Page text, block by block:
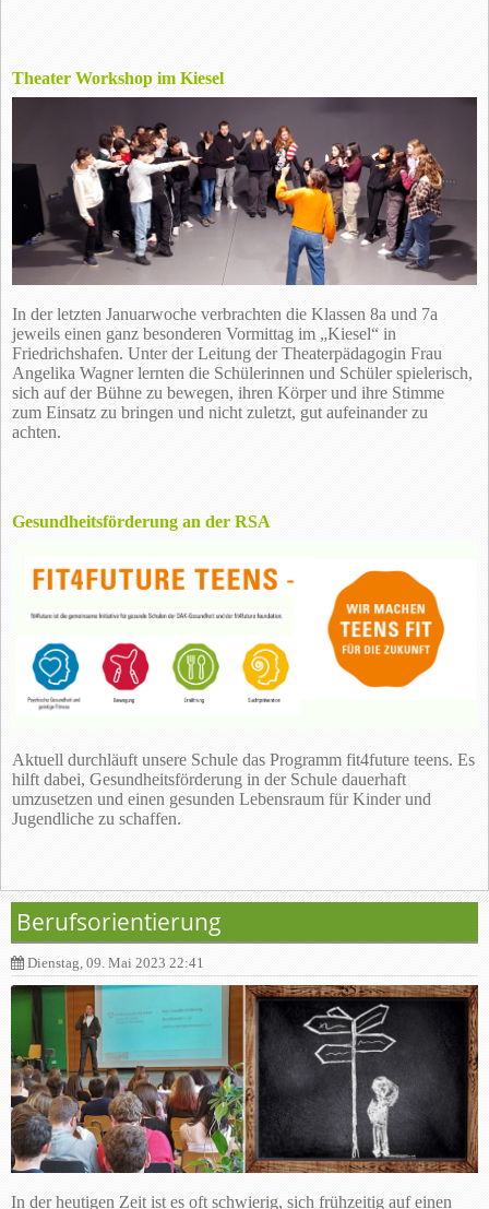
Theater Workshop im Kiesel
In der letzten Januarwoche verbrachten die Klassen 8a und 7a
jeweils einen ganz besonderen Vormittag im „Kiesel“ in
Friedrichshafen. Unter der Leitung der Theaterpädagogin Frau
Angelika Wagner lernten die Schülerinnen und Schüler spielerisch,
sich auf der Bühne zu bewegen, ihren Körper und ihre Stimme
zum Einsatz zu bringen und nicht zuletzt, gut aufeinander zu
achten.
Gesundheitsförderung an der RSA
Aktuell durchläuft unsere Schule das Programm fit4future teens. Es
hilft dabei, Gesundheitsförderung in der Schule dauerhaft
umzusetzen und einen gesunden Lebensraum für Kinder und
Jugendliche zu schaffen.
Berufsorientierung
Dienstag, 09. Mai 2023 22:41
In der heutigen Zeit ist es oft schwierig, sich frühzeitig auf einen